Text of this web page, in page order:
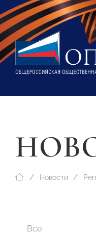
Новости
Все